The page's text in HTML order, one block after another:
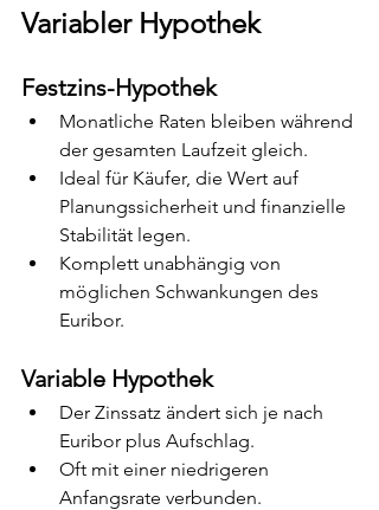
Variabler Hypothek
Festzins-Hypothek
Monatliche Raten bleiben während
der gesamten Laufzeit gleich.
Ideal für Käufer, die Wert auf
Planungssicherheit und finanzielle
Stabilität legen.
Komplett unabhängig von
möglichen Schwankungen des
Euribor.
Variable Hypothek
Der Zinssatz ändert sich je nach
Euribor plus Aufschlag.
Oft mit einer niedrigeren
Anfangsrate verbunden.